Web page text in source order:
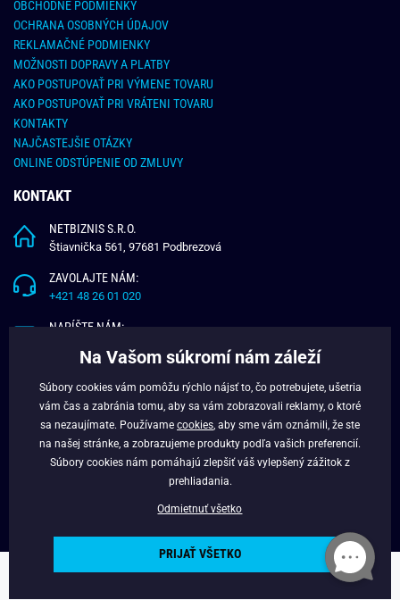
OBCHODNÉ PODMIENKY
OCHRANA OSOBNÝCH ÚDAJOV
REKLAMAČNÉ PODMIENKY
MOŽNOSTI DOPRAVY A PLATBY
AKO POSTUPOVAŤ PRI VÝMENE TOVARU
AKO POSTUPOVAŤ PRI VRÁTENI TOVARU
KONTAKTY
NAJČASTEJŠIE OTÁZKY
ONLINE ODSTÚPENIE OD ZMLUVY
KONTAKT
NETBIZNIS S.R.O.
Štiavnička 561, 97681 Podbrezová
ZAVOLAJTE NÁM:
+421 48 26 01 020
NAPÍŠTE NÁM:
O NÁS
VERNOSTNÝ PROGRAM
BLOG
Copyright © 2025 - Budchlap.sk Všetky práva vyhradené. webdesign ©
Na Vašom súkromí nám záleží
Súbory cookies vám pomôžu rýchlo nájsť to, čo potrebujete, ušetria
vám čas a zabránia tomu, aby sa vám zobrazovali reklamy, o ktoré
sa nezaujímate. Používame cookies , aby sme vám oznámili, že ste
na našej stránke, a zobrazujeme produkty podľa vašich preferencií.
Súbory cookies nám pomáhajú zlepšiť váš vylepšený zážitok z
prehliadania.
Odmietnuť všetko
PRIJAŤ VŠETKO